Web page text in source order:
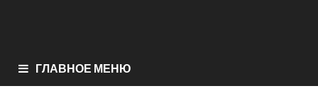
ГЛАВНОЕ МЕНЮ